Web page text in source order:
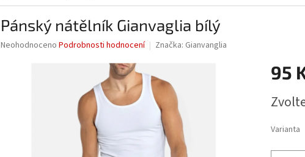
Pánský nátělník Gianvaglia bílý
Průměrné
Neohodnoceno Podrobnosti hodnocení Značka: Gianvanglia
95
cena:
Varianta